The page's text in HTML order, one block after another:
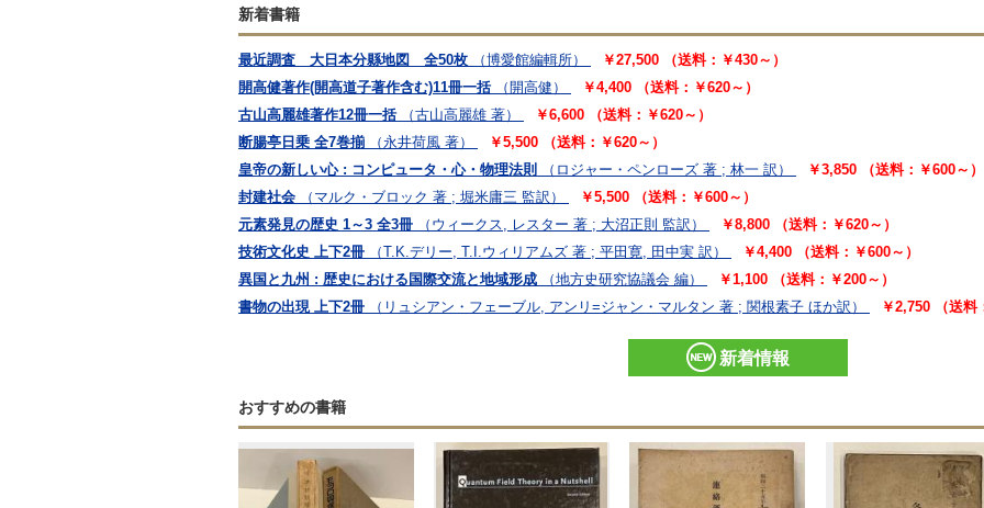
新着書籍
最近調査 大日本分縣地図 全50枚 （博愛館編輯所）
￥27,500 （送料：￥430～）
開高健著作(開高道子著作含む)11冊一括
（開高健）
￥4,400 （送料：￥620～）
古山高麗雄著作12冊一括
（古山高麗雄 著）
￥6,600 （送料：￥620～）
断腸亭日乗 全7巻揃
（永井荷風 著）
￥5,500 （送料：￥620～）
皇帝の新しい心 : コンピュータ・心・物理法則
（ロジャー・ペンローズ 著 ; 林一 訳）
￥3,850 （送料：￥600～）
封建社会
（マルク・ブロック 著 ; 堀米庸三 監訳）
￥5,500 （送料：￥600～）
元素発見の歴史 1～3 全3冊
（ウィークス, レスター 著 ; 大沼正則 監訳）
￥8,800 （送料：￥620～）
技術文化史 上下2冊
（T.K.デリー, T.I.ウィリアムズ 著 ; 平田寛, 田中実 訳）
￥4,400 （送料：￥600～）
異国と九州 : 歴史における国際交流と地域形成
（地方史研究協議会 編）
￥1,100 （送料：￥200～）
書物の出現 上下2冊
（リュシアン・フェーブル, アンリ=ジャン・マルタン 著 ; 関根素子 ほか訳） ￥2,750 （送料
新着情報
おすすめの書籍